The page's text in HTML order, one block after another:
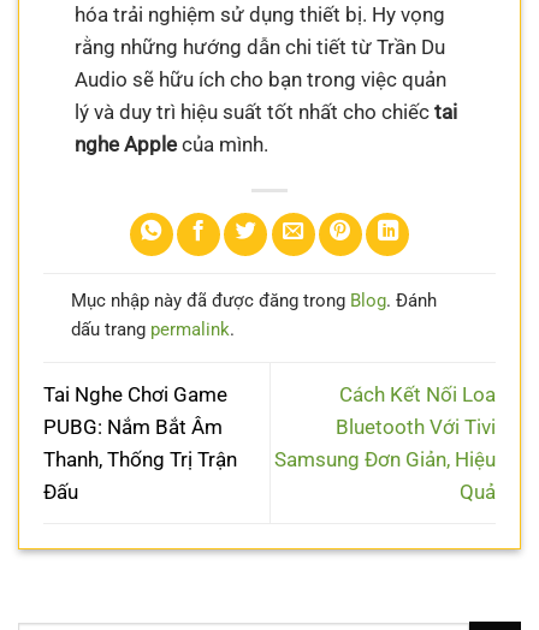
hóa trải nghiệm sử dụng thiết bị. Hy vọng
rằng những hướng dẫn chi tiết từ Trần Du
Audio sẽ hữu ích cho bạn trong việc quản
lý và duy trì hiệu suất tốt nhất cho chiếctai
nghe Apple của mình.
Mục nhập này đã được đăng trong Blog. Đánh
dấu trang permalink.
Tai Nghe Chơi Game
PUBG: Nắm Bắt Âm
Thanh, Thống Trị Trận
Đấu
Cách Kết Nối Loa
Bluetooth Với Tivi
Samsung Đơn Giản, Hiệu
Quả